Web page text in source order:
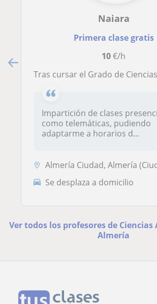
Naiara
Primera clase gratis
10€/h
Tras cursar el Grado de Ciencias Ambientales y terminando el Máster de Uso Sostenible de Recursos Naturales y Servicios Ecosistémicos , podría adaptarme a
Impartición de clases
como telemáticas, pudiendo
adaptarme a horarios d...
Almería Ciudad, Almería
Se desplaza a domicilio
Ver todos los profesores de
Almería